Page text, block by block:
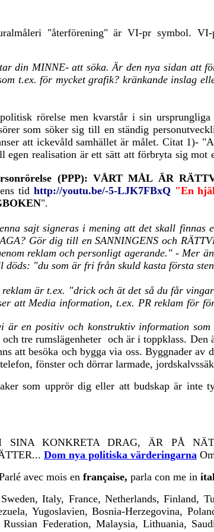
"återförening" är VI-pr symbol.
din MINNE- att söka.Är den nya sidan att
t.ex. för mycket grafik? kränkande inslag
rörelse men kvarstår i sin
som söker sig till en ständig
att ickevåld samhället är målet. Citat 1)-
realisation är ett sätt att förbryta sig mot
(PPP): VÅRT MÅL ÄR
tid http://youtu.be/-5-LJK7FBxQ "En
".
sajt signeras i mening att det skall
Gör dig till en SANNINGENS och
reklam och personligt agerande." - Mer
döds: "du som är fri från skuld kasta första
är t.ex. "drick och ät det så du får
att Media information, t.ex. PR reklam för
är en positiv och konstruktiv information som
tre rumslägenheter och är i toppklass.
att besöka och bygga via oss. Byggnader
fönster och dörrar larmade,
som upprör dig eller att budskap är
SINA KONKRETA DRAG, ÄR PÅ
Dom nya politiska värderingarna
avec mois en française, parla con me in
Italy, France, Netherlands, Finland,
Yugoslavien, Bosnia-Herzegovina,
Federation, Malaysia, Lithuania,